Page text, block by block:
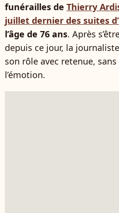
funérailles de Thierry
juillet dernier des suites
l’âge de 76 ans. Après
depuis ce jour, la
son rôle avec retenue,
l’émotion.